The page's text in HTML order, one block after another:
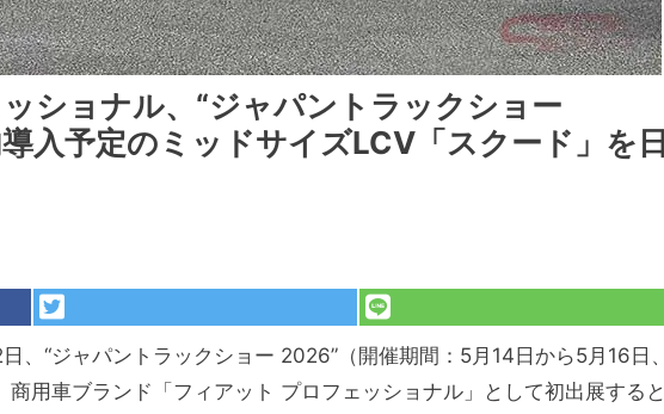
ショナル、“ジャパントラックショー
入予定のミッドサイズLCV「スクード」を日
、“ジャパントラックショー 2026”（開催期間：5月14日から5月16日、
商用車ブランド「フィアット プロフェッショナル」として初出展すると